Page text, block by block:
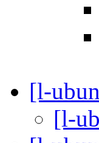
[l-
[l-